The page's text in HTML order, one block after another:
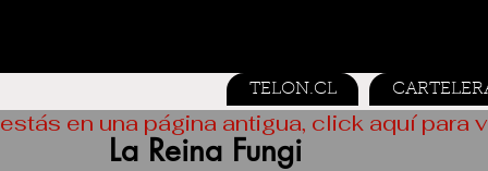
TELON.CL
La Reina Fungi
estás en una página antigua, click aquí para